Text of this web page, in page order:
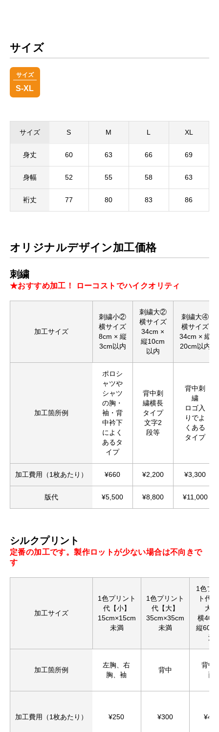
お買い物を続ける カートへ進む
サイズ
サイズ
S-XL
サイズ S M L XL
身丈 60 63 66 69
身幅 52 55 58 63
裄丈 77 80 83 86
オリジナルデザイン加工価格
刺繍
★おすすめ加工！ ローコストでハイクオリティ
加工サイズ
刺繍小②
横サイズ
8cm × 縦
3cm以内
刺繍大②
横サイズ
34cm ×
縦10cm
以内
刺繍大④
横サイズ
34cm × 縦
20cm以内
加工箇所例
ポロシ
ャツや
シャツ
の胸・
袖・背
中衿下
によく
あるタ
イプ
背中刺
繍横長
タイプ
文字2
段等
背中刺
繍
ロゴ入
りでよ
くある
タイプ
加工費用（1枚あたり） ¥660 ¥2,200 ¥3,300
版代 ¥5,500 ¥8,800 ¥11,000
シルクプリント
定番の加工です。製作ロットが少ない場合は不向きで
す
加工サイズ
1色プリント
代【小】
15cm×15cm
未満
1色プリント
代【大】
35cm×35cm
未満
1色プ
ト代
大】
横
縦
満
加工箇所例
左胸、右
胸、袖
背中
背中
面
加工費用（1枚あたり） ¥250 ¥300 ¥400